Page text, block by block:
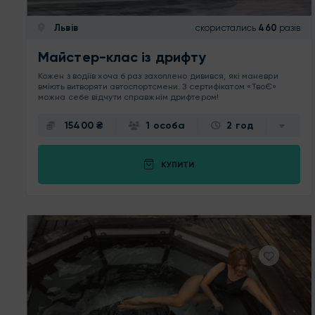
Львів скористались 460 разів
Майстер-клас із дрифту
Кожен з водіїв хоча б раз захоплено дивився, які маневри
вміють витворяти автоспортсмени. З сертифікатом «ТвоЄ»
можна себе відчути справжнім дрифтером!
15400 ₴ 1 особа 2 год
КУПИТИ